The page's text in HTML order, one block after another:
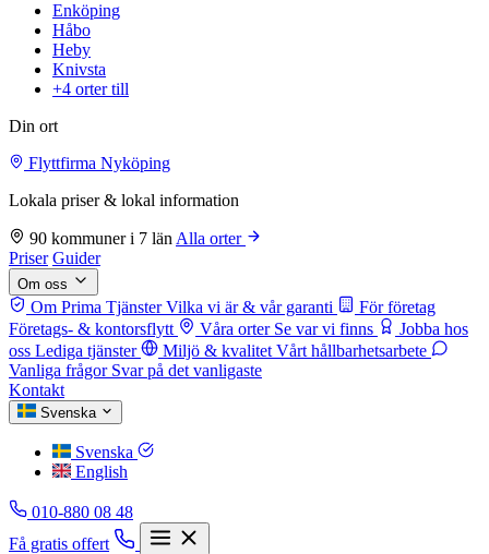
Enköping
Håbo
Heby
Knivsta
+4 orter till
Din ort
Flyttfirma Nyköping
Lokala priser & lokal information
90 kommuner i 7 län Alla orter
Priser Guider
Om oss
Om Prima Tjänster Vilka vi är & vår garanti
För företag
Företags- & kontorsflytt
Våra orter Se var vi finns
Jobba hos
oss Lediga tjänster Miljö & kvalitet Vårt hållbarhetsarbete
Vanliga frågor Svar på det vanligaste
Kontakt
Svenska
Svenska
English
010-880 08 48
Få gratis offert